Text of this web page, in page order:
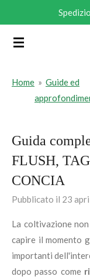
contenuto
Home » Guide ed
Guida
FLUSH,
CONCIA
Pubblicato il 23
La coltivazione
capire il momento
importanti
dopo passo come